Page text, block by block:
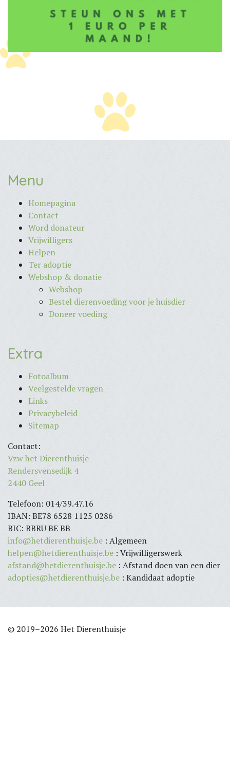
Menu
Homepagina
Contact
Word donateur
Vrijwilligers
Helpen
Ter adoptie
Webshop & donatie
Webshop
Bestel dierenvoeding voor je huisdier
Doneer voeding
Extra
Fotoalbum
Veelgestelde vragen
Links
Privacybeleid
Sitemap
Contact:
Vzw het Dierenthuisje
Rendersvensedijk 4
2440 Geel
Telefoon: 014/39.47.16
IBAN: BE78 6528 1125 0286
BIC: BBRU BE BB
info@hetdierenthuisje.be : Algemeen
helpen@hetdierenthuisje.be : Vrijwilligerswerk
afstand@hetdierenthuisje.be : Afstand doen van een dier
adopties@hetdierenthuisje.be : Kandidaat adoptie
© 2019–2026 Het Dierenthuisje